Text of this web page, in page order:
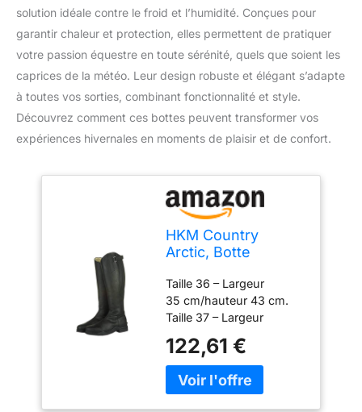
solution idéale contre le froid et l’humidité. Conçues pour
garantir chaleur et protection, elles permettent de pratiquer
votre passion équestre en toute sérénité, quels que soient les
caprices de la météo. Leur design robuste et élégant s’adapte
à toutes vos sorties, combinant fonctionnalité et style.
Découvrez comment ces bottes peuvent transformer vos
expériences hivernales en moments de plaisir et de confort.
HKM Country
Arctic, Botte
Noir, 41 EU
Taille 36 – Largeur
35 cm/hauteur 43 cm.
Taille 37 – Largeur
Taille 38 – Largeur
37 cm/hauteur 44 cm.
Taille 39 – Largeur
122,61 €